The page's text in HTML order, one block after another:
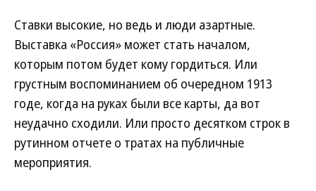
Ставки высокие, но ведь и люди азартные.
Выставка «Россия» может стать началом,
которым потом будет кому гордиться. Или
грустным воспоминанием об очередном 1913
годе, когда на руках были все карты, да вот
неудачно сходили. Или просто десятком строк в
рутинном отчете о тратах на публичные
мероприятия.